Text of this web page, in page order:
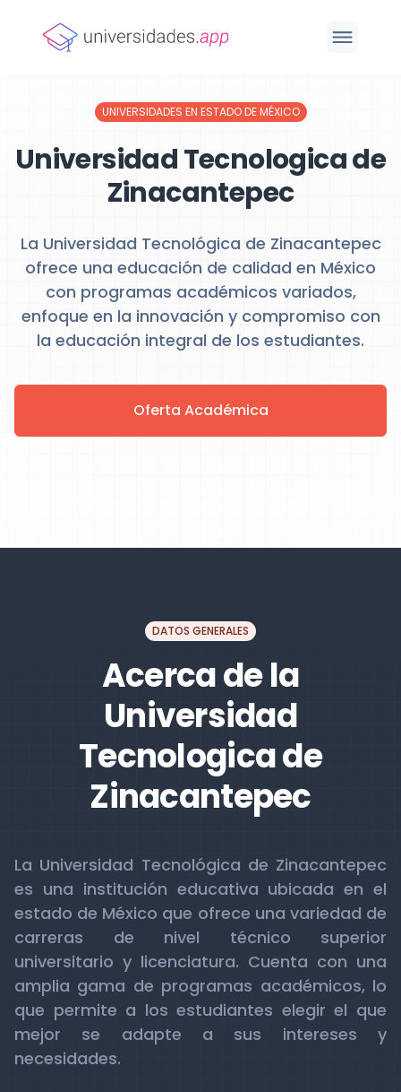
UNIVERSIDADES EN ESTADO DE MÉXICO
Universidad Tecnologica de
Zinacantepec
La Universidad Tecnológica de Zinacantepec
ofrece una educación de calidad en México
con programas académicos variados,
enfoque en la innovación y compromiso con
la educación integral de los estudiantes.
Oferta Académica
DATOS GENERALES
Acerca de la
Universidad
Tecnologica de
Zinacantepec
La Universidad Tecnológica de Zinacantepec
es una institución educativa ubicada en el
estado de México que ofrece una variedad de
carreras de nivel técnico superior
universitario y licenciatura. Cuenta con una
amplia gama de programas académicos, lo
que permite a los estudiantes elegir el que
mejor se adapte a sus intereses y
necesidades.